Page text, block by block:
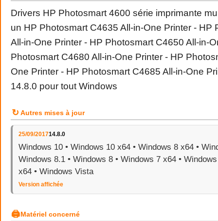
Drivers HP Photosmart 4600 série imprimante
un HP Photosmart C4635 All-in-One Printer - HP
All-in-One Printer - HP Photosmart C4650 All-in-
Photosmart C4680 All-in-One Printer - HP
One Printer - HP Photosmart C4685 All-in-One
14.8.0 pour tout Windows
↻ Autres mises à jour
25/09/201714.8.0
Windows 10 • Windows 10 x64 • Windows 8 x64 •
Windows 8.1 • Windows 8 • Windows 7 x64 •
x64 • Windows Vista
Version affichée
🖨Matériel concerné